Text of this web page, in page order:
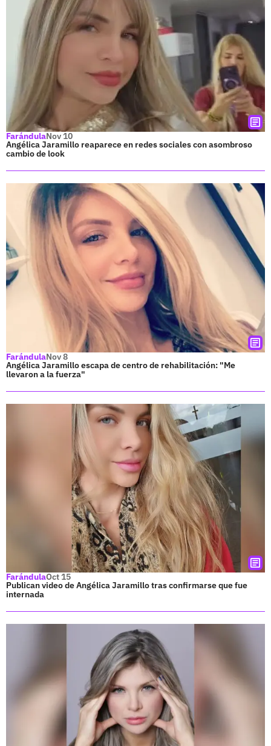
FarándulaNov 10
Angélica Jaramillo reaparece en redes sociales con asombroso
cambio de look
FarándulaNov 8
Angélica Jaramillo escapa de centro de rehabilitación: "Me
llevaron a la fuerza"
FarándulaOct 15
Publican video de Angélica Jaramillo tras confirmarse que fue
internada